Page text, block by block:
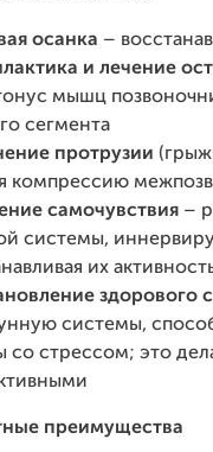
осанка –
и лечение
мышц
сегмента
протрузии
компрессию
самочувствия –
системы,
их
здорового
системы,
со стрессом; это
преимущества